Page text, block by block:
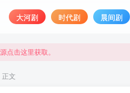
大河剧 时代剧 晨间剧
点击这里获取。
点击这里获取。
正文